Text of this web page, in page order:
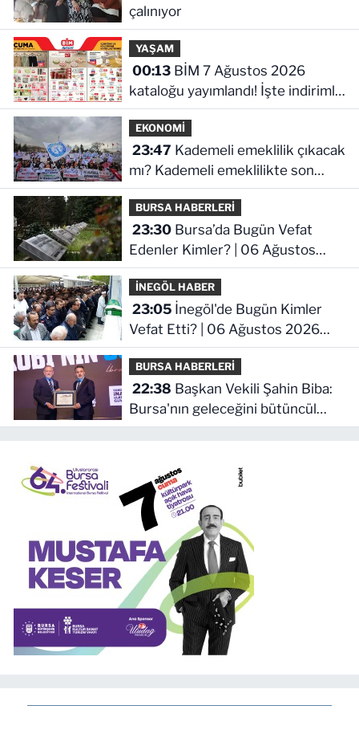
çalınıyor
YAŞAM
00:13BİM 7 Ağustos 2026
kataloğu yayımlandı! İşte indirimli
ürünler ve fiyatları
EKONOMİ
23:47
mı? Kademeli emeklilikte son
durum ne!
BURSA HABERLERİ
23:30Bursa’da Bugün Vefat
Edenler Kimler? | 06 Ağustos
2026 Perşembe
İNEGÖL HABER
23:05İnegöl'de Bugün Kimler
Vefat Etti? | 06 Ağustos 2026
Perşembe
BURSA HABERLERİ
22:38
Bursa'nın geleceğini bütüncül
anlayışla planlıyoruz